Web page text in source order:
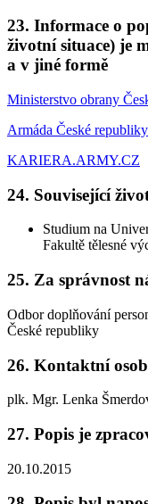
23. Informace o
životní situace) je
a v jiné formě
Ministerstvo obrany
Armáda České republiky
KARIERA.ARMY.CZ
24. Související
Studium na
Fakultě tělesné
25. Za správnost
Odbor doplňování
České republiky
26. Kontaktní
plk. Mgr. Lenka
27. Popis je
20.10.2015